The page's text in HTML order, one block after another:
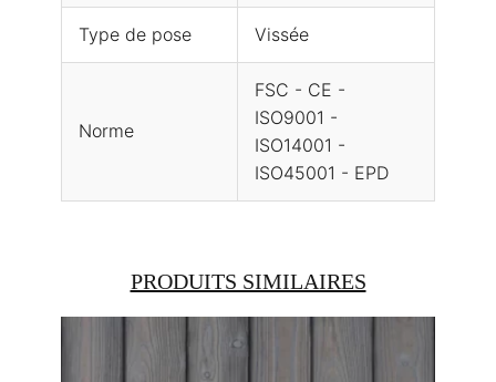
Type de pose Vissée
Norme
FSC - CE -
ISO9001 -
ISO14001 -
ISO45001 - EPD
PRODUITS SIMILAIRES